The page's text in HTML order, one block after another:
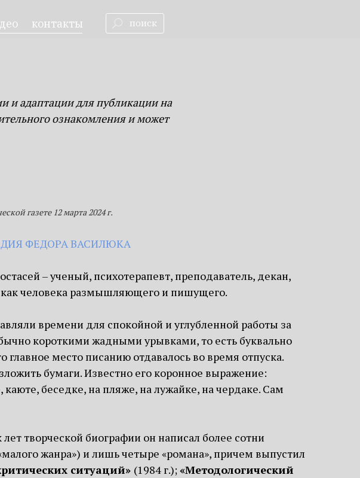
поиск
и адаптации для публикации на
ознакомления и может
газете 12 марта 2024 г.
ФЕДОРА ВАСИЛЮКА
– ученый, психотерапевт, преподаватель, декан,
как человека размышляющего и пишущего.
времени для спокойной и углубленной работы за
короткими жадными урывками, то есть буквально
главное место писанию отдавалось во время отпуска.
бумаги. Известно его коронное выражение:
каюте, беседке, на пляже, на лужайке, на чердаке. Сам
творческой биографии он написал более сотни
жанра») и лишь четыре «романа», причем выпустил
ситуаций» (1984 г.);«Методологический